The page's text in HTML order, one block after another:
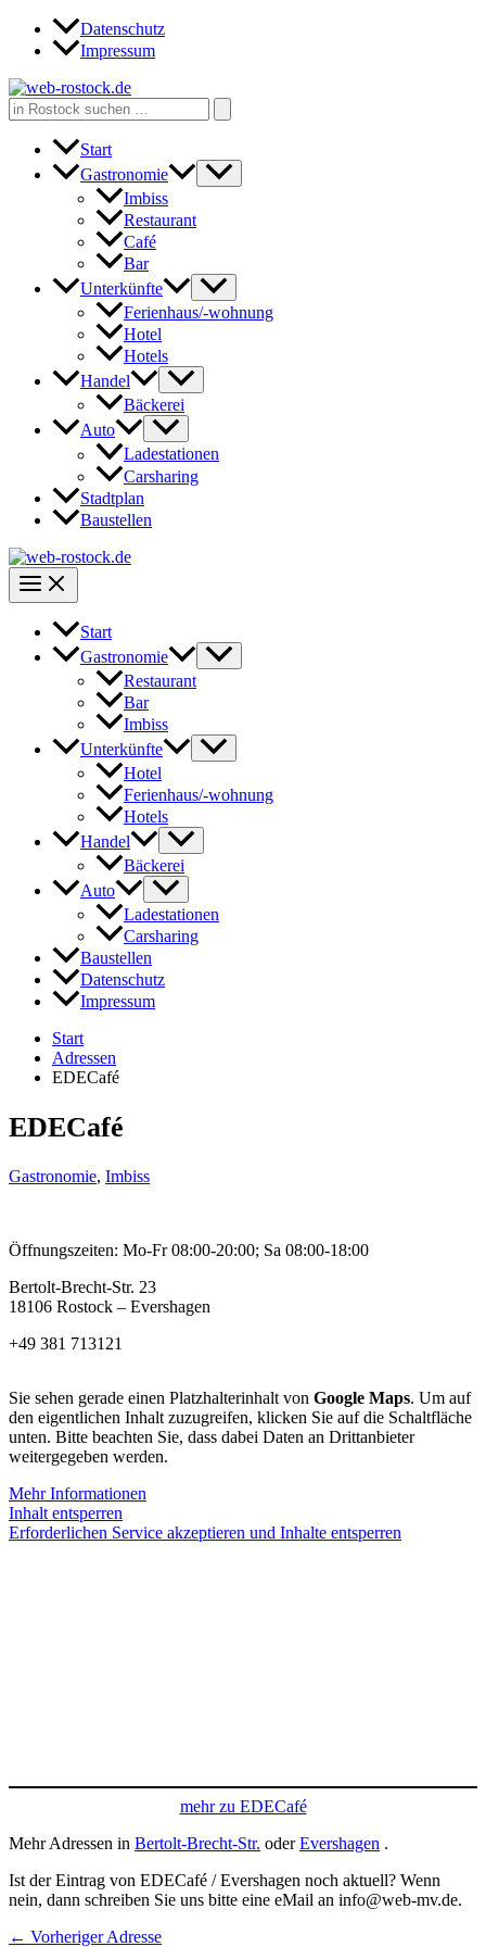
Zum
Inhalt
Datenschutz
Impressum
Search
for:
Start
Gastronomie
Imbiss
Restaurant
Café
Bar
Unterkünfte
Ferienhaus/-wohnung
Hotel
Hotels
Handel
Bäckerei
Auto
Ladestationen
Carsharing
Stadtplan
Baustellen
Start
Gastronomie
Restaurant
Bar
Imbiss
Unterkünfte
Hotel
Ferienhaus/-wohnung
Hotels
Handel
Bäckerei
Auto
Ladestationen
Carsharing
Baustellen
Datenschutz
Impressum
Start
Adressen
EDECafé
EDECafé
Gastronomie, Imbiss
Öffnungszeiten: Mo-Fr 08:00-20:00; Sa 08:00-18:00
Bertolt-Brecht-Str. 23
18106 Rostock – Evershagen
+49 381 713121
Sie sehen gerade einen Platzhalterinhalt von Google Maps. Um auf
den eigentlichen Inhalt zuzugreifen, klicken Sie auf die Schaltfläche
unten. Bitte beachten Sie, dass dabei Daten an Drittanbieter
weitergegeben werden.
Mehr Informationen
Inhalt entsperren
Erforderlichen Service akzeptieren und Inhalte entsperren
mehr zu EDECafé
Mehr Adressen in Bertolt-Brecht-Str. oderEvershagen .
Ist der Eintrag von EDECafé / Evershagen noch aktuell? Wenn
nein, dann schreiben Sie uns bitte eine eMail an info@web-mv.de.
← Vorheriger Adresse